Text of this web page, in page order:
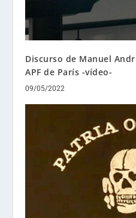
Discurso de Manuel
APF de París -vídeo-
09/05/2022